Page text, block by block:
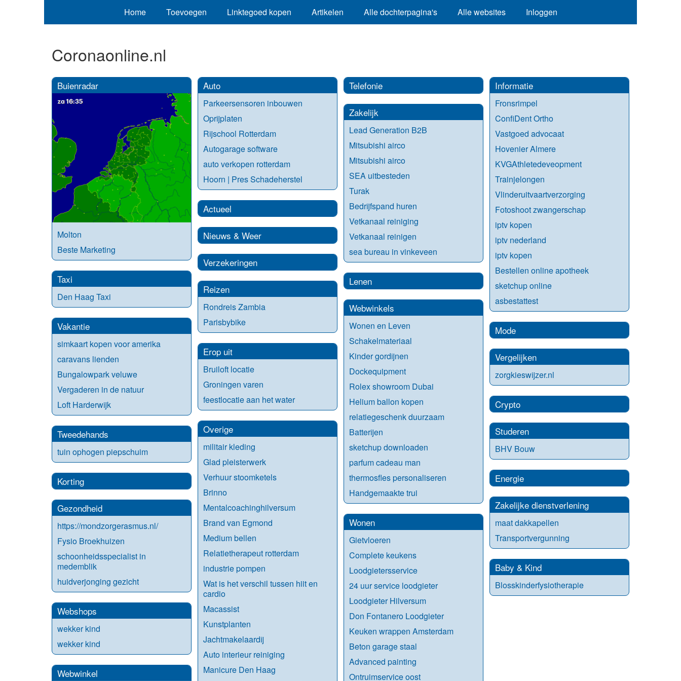
Home Toevoegen Linktegoed kopen Artikelen Alle dochterpagina's Alle websites Inloggen
Coronaonline.nl
Buienradar
Molton
Beste Marketing
Taxi
Den Haag Taxi
Vakantie
simkaart kopen voor amerika
caravans lienden
Bungalowpark veluwe
Vergaderen in de natuur
Loft Harderwijk
Tweedehands
tuin ophogen piepschuim
Korting
Gezondheid
https://mondzorgerasmus.nl/
Fysio Broekhuizen
schoonheidsspecialist in
medemblik
huidverjonging gezicht
Webshops
wekker kind
wekker kind
Webwinkel
Auto
Parkeersensoren inbouwen
Oprijplaten
Rijschool Rotterdam
Autogarage software
auto verkopen rotterdam
Hoorn | Pres Schadeherstel
Actueel
Nieuws & Weer
Verzekeringen
Reizen
Rondreis Zambia
Parisbybike
Erop uit
Bruiloft locatie
Groningen varen
feestlocatie aan het water
Overige
militair kleding
Glad pleisterwerk
Verhuur stoomketels
Brinno
Mentalcoachinghilversum
Brand van Egmond
Medium bellen
Relatietherapeut rotterdam
industrie pompen
Wat is het verschil tussen hiit en
cardio
Macassist
Kunstplanten
Jachtmakelaardij
Auto interieur reiniging
Manicure Den Haag
Telefonie
Zakelijk
Lead Generation B2B
Mitsubishi airco
Mitsubishi airco
SEA uitbesteden
Turak
Bedrijfspand huren
Vetkanaal reiniging
Vetkanaal reinigen
sea bureau in vinkeveen
Lenen
Webwinkels
Wonen en Leven
Schakelmateriaal
Kinder gordijnen
Dockequipment
Rolex showroom Dubai
Helium ballon kopen
relatiegeschenk duurzaam
Batterijen
sketchup downloaden
parfum cadeau man
thermosfles personaliseren
Handgemaakte trui
Wonen
Gietvloeren
Complete keukens
Loodgietersservice
24 uur service loodgieter
Loodgieter Hilversum
Don Fontanero Loodgieter
Keuken wrappen Amsterdam
Beton garage staal
Advanced painting
Ontruimservice oost
Informatie
Fronsrimpel
ConfiDent Ortho
Vastgoed advocaat
Hovenier Almere
KVGAthletedeveopment
Trainjelongen
Vlinderuitvaartverzorging
Fotoshoot zwangerschap
iptv kopen
iptv nederland
iptv kopen
Bestellen online apotheek
sketchup online
asbestattest
Mode
Vergelijken
zorgkieswijzer.nl
Crypto
Studeren
BHV Bouw
Energie
Zakelijke dienstverlening
maat dakkapellen
Transportvergunning
Baby & Kind
Blosskinderfysiotherapie